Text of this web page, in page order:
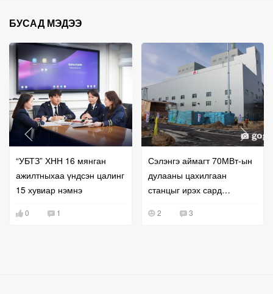
БУСАД МЭДЭЭ
“УБТЗ” ХНН 16 мянган
ажилтныхаа үндсэн цалинг
15 хувиар нэмнэ
0 1
Сэлэнгэ аймагт 70МВт-ын
дулааны цахилгаан
станцыг ирэх сард
2 3